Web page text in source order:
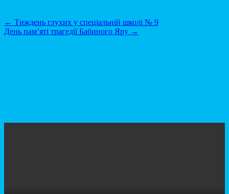
Post
navigation
← Тиждень глухих у спеціальній школі № 9
День пам’яті трагедії Бабиного Яру →